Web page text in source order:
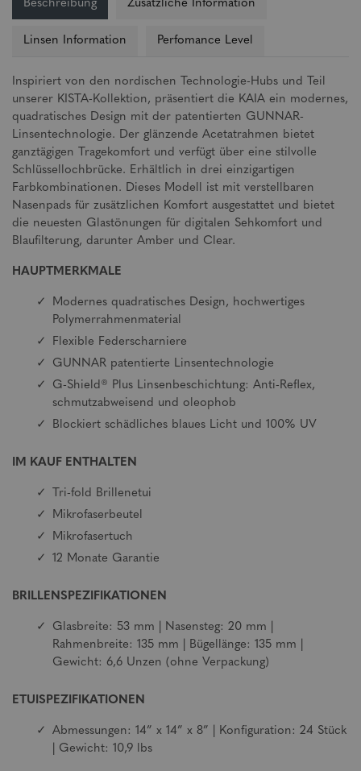
Beschreibung Zusätzliche Information
Linsen Information Perfomance Level
Inspiriert von den nordischen Technologie-Hubs und Teil
unserer KISTA-Kollektion, präsentiert die KAIA ein modernes,
quadratisches Design mit der patentierten GUNNAR-
Linsentechnologie. Der glänzende Acetatrahmen bietet
ganztägigen Tragekomfort und verfügt über eine stilvolle
Schlüssellochbrücke. Erhältlich in drei einzigartigen
Farbkombinationen. Dieses Modell ist mit verstellbaren
Nasenpads für zusätzlichen Komfort ausgestattet und bietet
die neuesten Glastönungen für digitalen Sehkomfort und
Blaufilterung, darunter Amber und Clear.
HAUPTMERKMALE
Modernes quadratisches Design, hochwertiges
Polymerrahmenmaterial
Flexible Federscharniere
GUNNAR patentierte Linsentechnologie
G-Shield® Plus Linsenbeschichtung: Anti-Reflex,
schmutzabweisend und oleophob
Blockiert schädliches blaues Licht und 100% UV
IM KAUF ENTHALTEN
Tri-fold Brillenetui
Mikrofaserbeutel
Mikrofasertuch
12 Monate Garantie
BRILLENSPEZIFIKATIONEN
Glasbreite: 53 mm | Nasensteg: 20 mm |
Rahmenbreite: 135 mm | Bügellänge: 135 mm |
Gewicht: 6,6 Unzen (ohne Verpackung)
ETUISPEZIFIKATIONEN
Abmessungen: 14” x 14” x 8” | Konfiguration: 24 Stück
| Gewicht: 10,9 lbs